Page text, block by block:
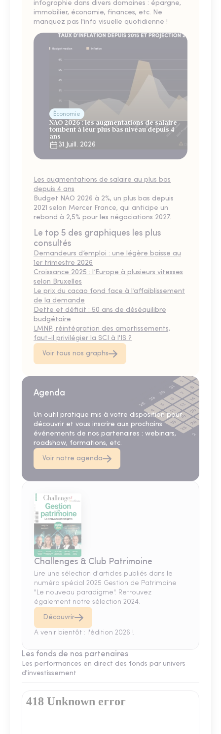
infographie dans divers domaines : épargne,
immobilier, économie, finances, etc. Ne
manquez pas l'info visuelle quotidienne !
Économie
NAO 2026 : les augmentations de salaire
tombent à leur plus bas niveau depuis 4
ans
31 Juill. 2026
Les augmentations de salaire au plus bas
depuis 4 ans
Budget NAO 2026 à 2%, un plus bas depuis
2021 selon Mercer France, qui anticipe un
rebond à 2,5% pour les négociations 2027.
Le top 5 des graphiques les plus
consultés
Demandeurs d’emploi : une légère baisse au
1er trimestre 2026
Croissance 2025 : l’Europe à plusieurs vitesses
selon Bruxelles
Le prix du cacao fond face à l’affaiblissement
de la demande
Dette et déficit : 50 ans de déséquilibre
budgétaire
LMNP, réintégration des amortissements,
faut-il privilégier la SCI à l'IS ?
Voir tous nos graphs
Agenda
Un outil pratique mis à votre disposition pour
découvrir et vous inscrire aux prochains
événements de nos partenaires : webinars,
roadshow, formations, etc.
Voir notre agenda
Challenges & Club Patrimoine
Lire une sélection d'articles publiés dans le
numéro spécial 2025 Gestion de Patrimoine
"Le nouveau paradigme". Retrouvez
également notre sélection 2024.
Découvrir
A venir bientôt : l'édition 2026 !
Les fonds de nos partenaires
Les performances en direct des fonds par univers
d'investissement